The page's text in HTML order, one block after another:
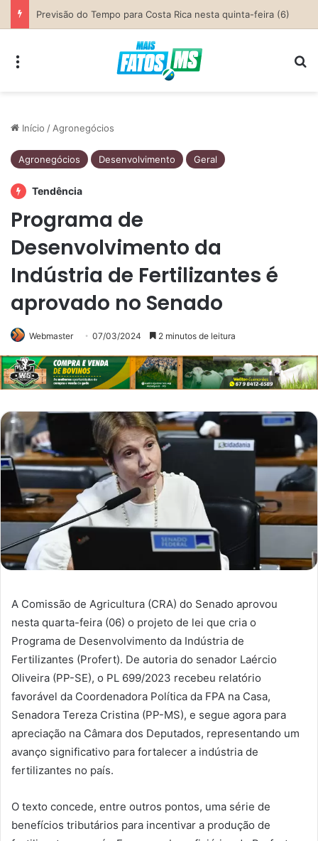
Parceria entre Costa Rica e Alcinópolis entrega ponte de concreto e fortalece infraestrutura na região das lavouras do Engano
Início / Agronegócios
Agronegócios Desenvolvimento Geral
Tendência
Programa de
Desenvolvimento da
Indústria de Fertilizantes é
aprovado no Senado
Webmaster 07/03/2024 2 minutos de leitura
A Comissão de Agricultura (CRA) do Senado aprovou
nesta quarta-feira (06) o projeto de lei que cria o
Programa de Desenvolvimento da Indústria de
Fertilizantes (Profert). De autoria do senador Laércio
Oliveira (PP-SE), o PL 699/2023 recebeu relatório
favorável da Coordenadora Política da FPA na Casa,
Senadora Tereza Cristina (PP-MS), e segue agora para
apreciação na Câmara dos Deputados, representando um
avanço significativo para fortalecer a indústria de
fertilizantes no país.
O texto concede, entre outros pontos, uma série de
benefícios tributários para incentivar a produção de